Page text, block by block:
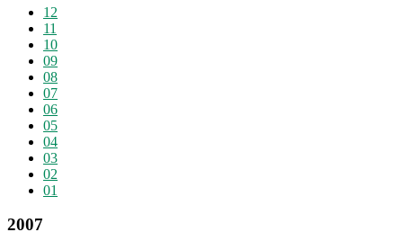
12
11
10
09
08
07
06
05
04
03
02
01
2007